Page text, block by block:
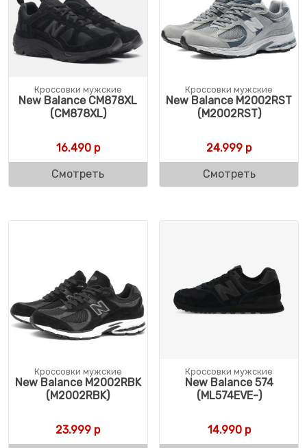
Кроссовки мужские
New Balance CM878XL
(CM878XL)
16.490р
Смотреть
Кроссовки мужские
New Balance M2002RST
(M2002RST)
24.999 р
Смотреть
Кроссовки мужские
New Balance M2002RBK
(M2002RBK)
23.999 р
Кроссовки мужские
New Balance 574
(ML574EVE-)
14.990р